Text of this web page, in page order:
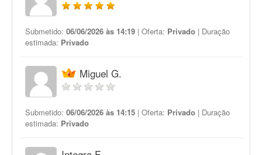
Submetido: 06/06/2026 às 14:19 | Oferta: Privado | Duração
estimada: Privado
Miguel G.
Submetido: 06/06/2026 às 14:15 | Oferta: Privado | Duração
estimada: Privado